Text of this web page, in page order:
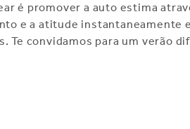
é promover a auto estima
e a atitude instantaneamente
Te convidamos para um verão